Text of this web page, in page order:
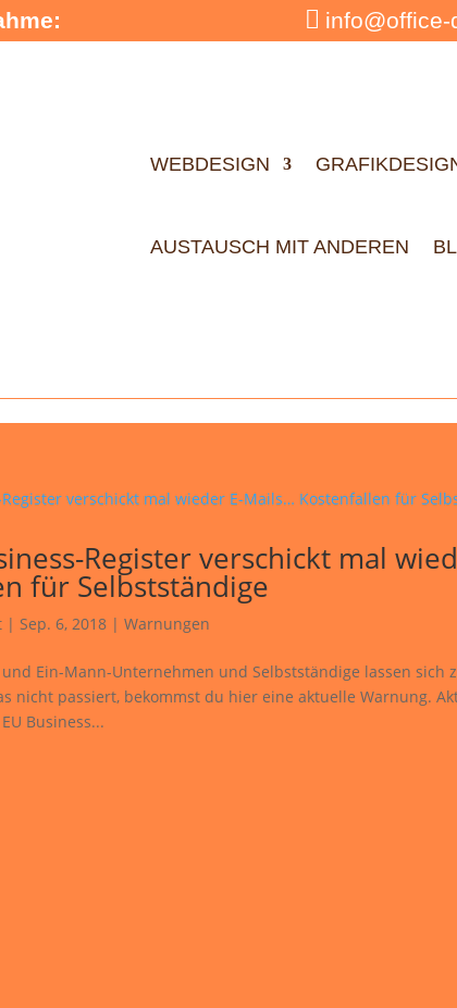
 info@office-
WEBDESIGN
AUSTAUSCH MIT ANDEREN
Register verschickt mal
für Selbstständige
|Sep. 6, 2018 |Warnungen
Ein-Mann-Unternehmen und Selbstständige lassen
nicht passiert, bekommst du hier eine aktuelle Warnung.
Business...